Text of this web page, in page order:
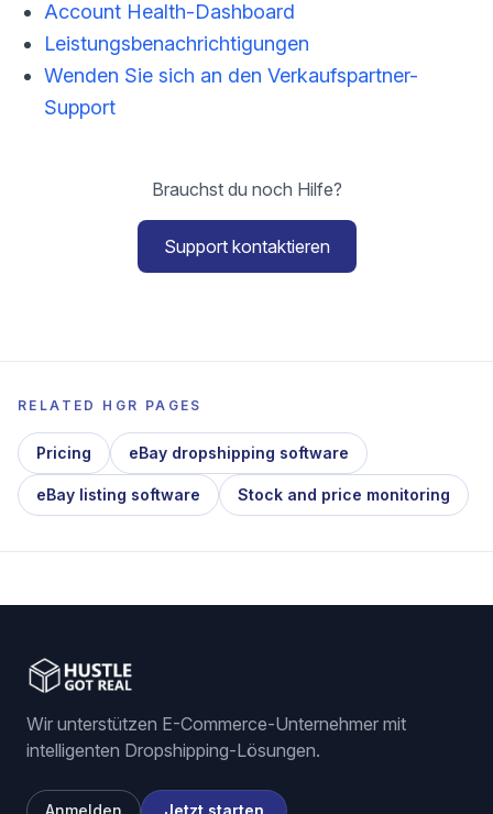
Account Health-Dashboard
Leistungsbenachrichtigungen
Wenden Sie sich an den Verkaufspartner-
Support
Brauchst du noch Hilfe?
Support kontaktieren
RELATED HGR PAGES
Pricing eBay dropshipping software
eBay listing software Stock and price monitoring
Wir unterstützen E-Commerce-Unternehmer mit
intelligenten Dropshipping-Lösungen.
Anmelden Jetzt starten